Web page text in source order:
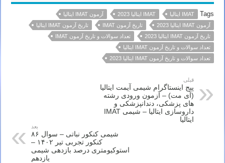
Tags IMAT ایتالیا IMAT ایتالیا 2023
آزمون IMAT ایتالیا
آزمون IMAT ایتالیا 2023
تاریخ آزمون IMAT
تاریخ آزمون IMAT ایتالیا
تاریخ آزمون IMAT ایتالیا 2023
تعداد سوالات و تاریخ آزمون IMAT
تعداد سوالات و تاریخ آزمون IMAT ایتالیا
تعداد سوالات و تاریخ آزمون IMAT ایتالیا 2023
قبلی
پیج اینستاگرام شیمی آیمت ایتالیا
(آی مت) – آزمون ورودی رشته
های پزشکی، دندانپزشکی و
داروسازی ایتالیا – شیمی IMAT
ایتالیا
بعد
شیمی کنکور نباتی – سوال ۸۶
کنکور تجربی تیر ۱۴۰۲ –
استوکیومتری درصد بازدهی شیمی
یازدهم